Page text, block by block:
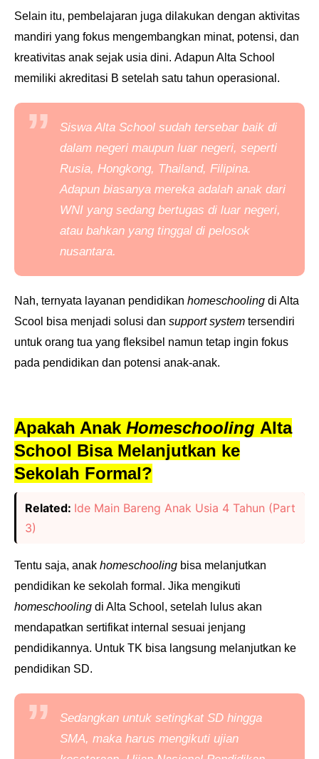
Selain itu, pembelajaran juga dilakukan dengan aktivitas
mandiri yang fokus mengembangkan minat, potensi, dan
kreativitas anak sejak usia dini. Adapun Alta School
memiliki akreditasi B setelah satu tahun operasional.
Siswa Alta School sudah tersebar baik di
dalam negeri maupun luar negeri, seperti
Rusia, Hongkong, Thailand, Filipina.
Adapun biasanya mereka adalah anak dari
WNI yang sedang bertugas di luar negeri,
atau bahkan yang tinggal di pelosok
nusantara.
Nah, ternyata layanan pendidikan homeschooling di Alta
Scool bisa menjadi solusi dan support system tersendiri
untuk orang tua yang fleksibel namun tetap ingin fokus
pada pendidikan dan potensi anak-anak.
Apakah Anak Homeschooling Alta
School Bisa Melanjutkan ke
Sekolah Formal?
Related: Ide Main Bareng Anak Usia 4 Tahun (Part
3)
Tentu saja, anak homeschooling bisa melanjutkan
pendidikan ke sekolah formal. Jika mengikuti
homeschooling di Alta School, setelah lulus akan
mendapatkan sertifikat internal sesuai jenjang
pendidikannya. Untuk TK bisa langsung melanjutkan ke
pendidikan SD.
Sedangkan untuk setingkat SD hingga
SMA, maka harus mengikuti ujian